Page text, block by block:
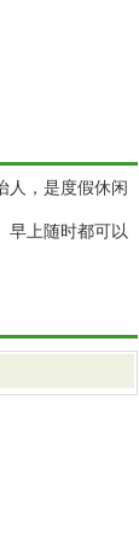
人，是度假休闲
早上随时都可以